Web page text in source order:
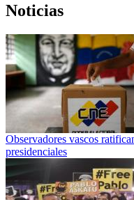
Noticias
Observadores vascos
presidenciales